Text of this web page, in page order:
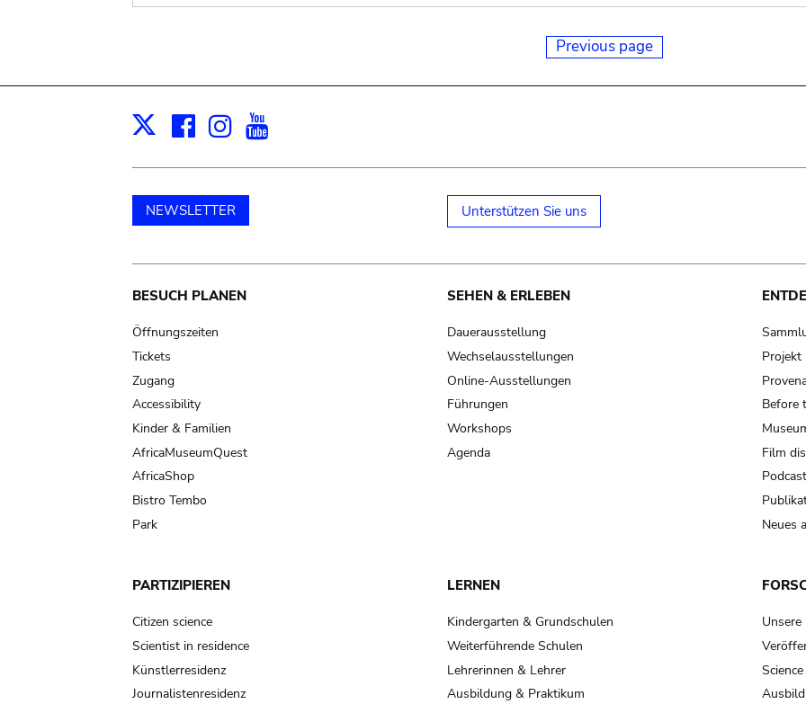
Previous page
X Facebook
Instagram
NEWSLETTER Unterstützen Sie uns
Main
navigation
BESUCH PLANEN
Öffnungszeiten
Tickets
Zugang
Accessibility
Kinder & Familien
AfricaMuseumQuest
AfricaShop
Bistro Tembo
Park
SEHEN & ERLEBEN
Dauerausstellung
Wechselausstellungen
Online-Ausstellungen
Führungen
Workshops
Agenda
Projekt
Before
Film
Neues
PARTIZIPIEREN
Citizen science
Scientist in residence
Künstlerresidenz
Journalistenresidenz
LERNEN
Kindergarten & Grundschulen
Weiterführende Schulen
Lehrerinnen & Lehrer
Ausbildung & Praktikum